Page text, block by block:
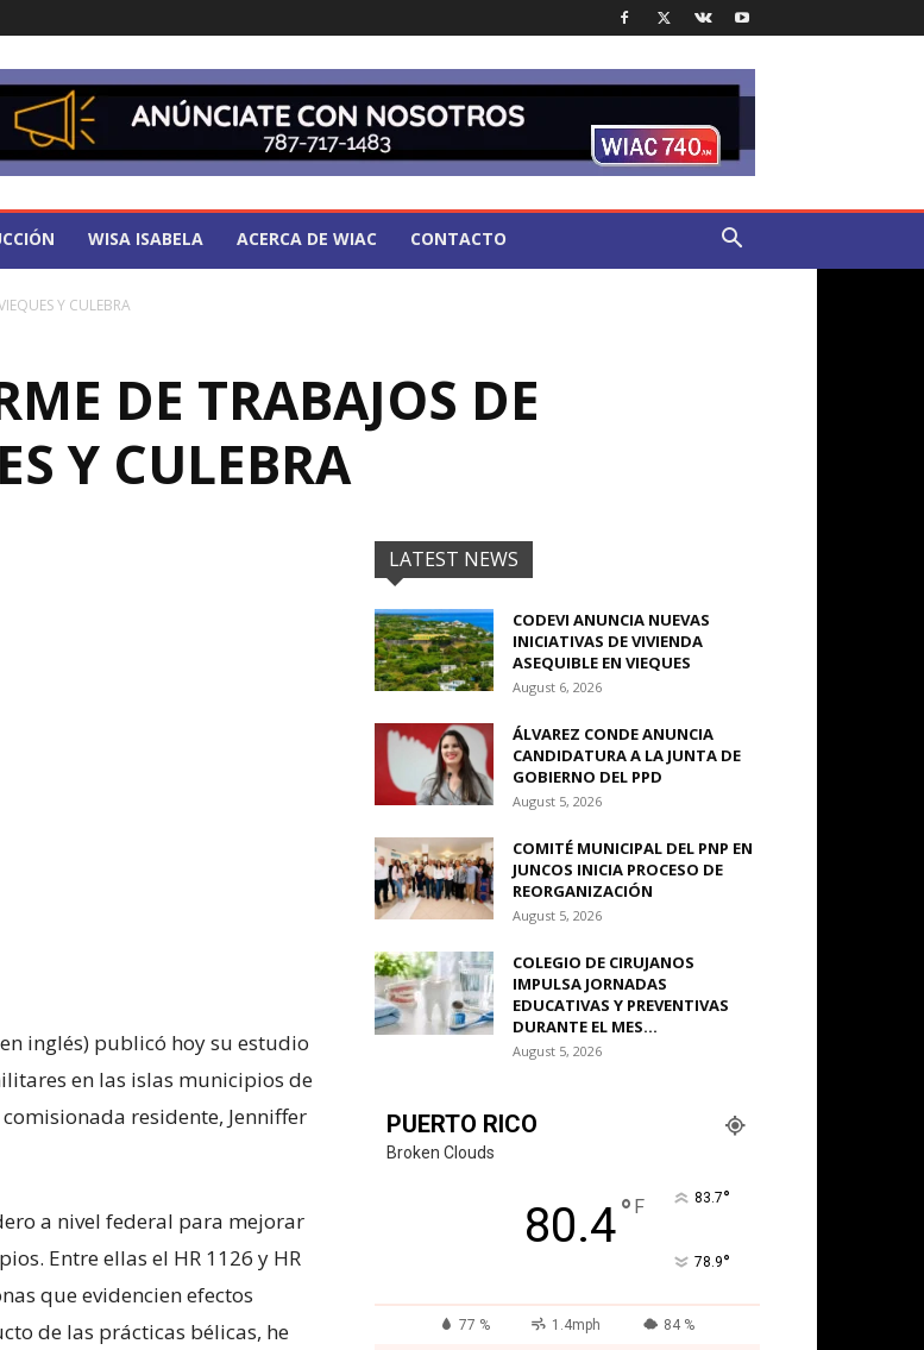
WISA ISABELA ACERCA DE WIAC CONTACTO
Y CULEBRA
DE TRABAJOS DE
Y CULEBRA
inglés) publicó hoy su estudio
en las islas municipios de
residente, Jenniffer
a nivel federal para mejorar
Entre ellas el HR 1126 y HR
que evidencien efectos
de las prácticas bélicas, he
LATEST NEWS
CODEVI ANUNCIA NUEVAS
INICIATIVAS DE VIVIENDA
ASEQUIBLE EN VIEQUES
August 6, 2026
ÁLVAREZ CONDE ANUNCIA
CANDIDATURA A LA JUNTA DE
GOBIERNO DEL PPD
August 5, 2026
COMITÉ MUNICIPAL DEL PNP EN
JUNCOS INICIA PROCESO DE
REORGANIZACIÓN
August 5, 2026
COLEGIO DE CIRUJANOS
IMPULSA JORNADAS
EDUCATIVAS Y PREVENTIVAS
DURANTE EL MES...
August 5, 2026
PUERTO RICO
Broken Clouds
80.4° F 83.7°
78.9°
77 % 1.4mph 84 %